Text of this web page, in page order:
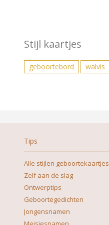
Stijl kaartjes
geboortebord walvis
Tips
Alle stijlen geboortekaartjes
Zelf aan de slag
Ontwerptips
Geboortegedichten
Jongensnamen